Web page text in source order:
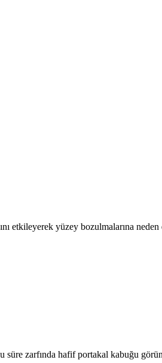
etkileyerek yüzey bozulmalarına
zarfında hafif portakal kabuğu